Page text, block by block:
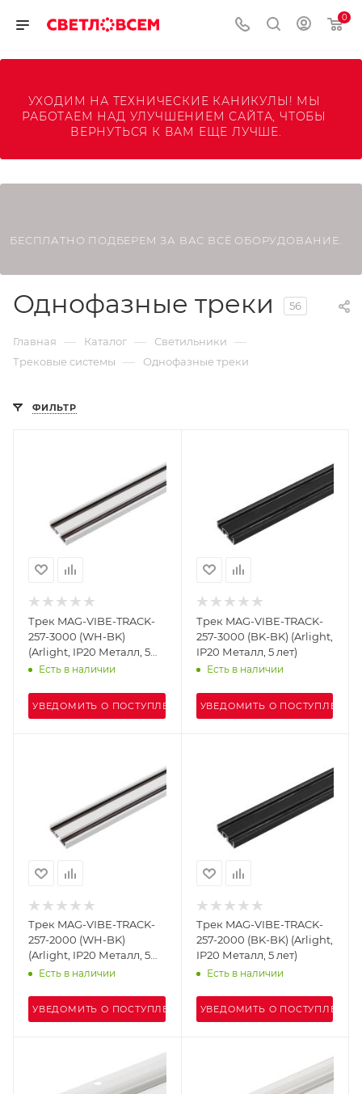
0
УХОДИМ НА ТЕХНИЧЕСКИЕ КАНИКУЛЫ! МЫ
РАБОТАЕМ НАД УЛУЧШЕНИЕМ САЙТА, ЧТОБЫ
ВЕРНУТЬСЯ К ВАМ ЕЩЕ ЛУЧШЕ.
БЕСПЛАТНО ПОДБЕРЕМ ЗА ВАС ВСЁ ОБОРУДОВАНИЕ.
Однофазные треки 56
Главная — Каталог — Светильники —
Трековые системы — Однофазные треки
ФИЛЬТР
Трек MAG-VIBE-TRACK-
257-3000 (WH-BK)
(Arlight, IP20 Металл, 5
лет)Есть в наличии
УВЕДОМИТЬ О ПОСТУПЛЕНИИ
Трек MAG-VIBE-TRACK-
257-3000 (BK-BK) (Arlight,
IP20 Металл, 5 лет)
Есть в наличии
УВЕДОМИТЬ О ПОСТУПЛЕНИИ
Трек MAG-VIBE-TRACK-
257-2000 (WH-BK)
(Arlight, IP20 Металл, 5
лет)Есть в наличии
УВЕДОМИТЬ О ПОСТУПЛЕНИИ
Трек MAG-VIBE-TRACK-
257-2000 (BK-BK) (Arlight,
IP20 Металл, 5 лет)
Есть в наличии
УВЕДОМИТЬ О ПОСТУПЛЕНИИ